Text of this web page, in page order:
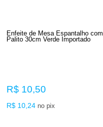
Enfeite de Mesa Espantalho com
Palito 30cm Verde Importado
R$ 10,50
R$ 10,24 no pix